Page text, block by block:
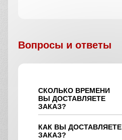
Вопросы и ответы
СКОЛЬКО ВРЕМЕНИ
ВЫ ДОСТАВЛЯЕТЕ
ЗАКАЗ?
КАК ВЫ ДОСТАВЛЯЕТЕ
ЗАКАЗ?